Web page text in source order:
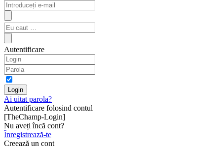
Autentificare
Ai uitat parola?
Autentificare folosind contul
[TheChamp-Login]
Nu aveți încă cont?
Înregistrează-te
Creează un cont